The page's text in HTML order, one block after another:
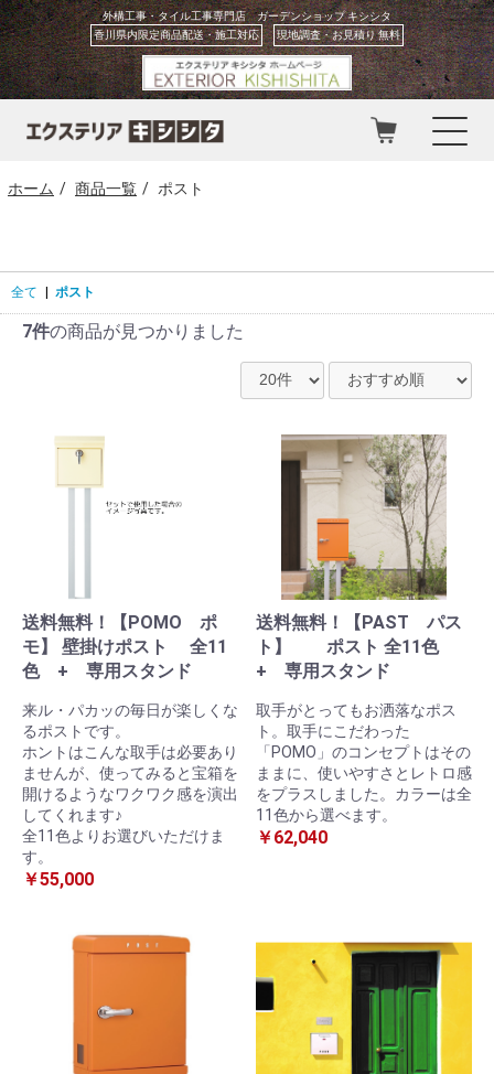
外構工事・タイル工事専門店 ガーデンショップ キシシタ
香川県内限定商品配送・施工対応
現地調査・お見積り 無料
お問い合わせ
ホーム
お知らせ
プロのリフォーム視点
保証について
会社概要
よくあるご質問
ご利用ガイド
個人情報保護方針 サイトマップ
ホーム 商品一覧 ポスト
全て ポスト
7件の商品が見つかりました
送料無料！【POMO ポ
モ】 壁掛けポスト 全11
色 + 専用スタンド
来ル・パカッの毎日が楽しくな
るポストです。
ホントはこんな取手は必要あり
ませんが、使ってみると宝箱を
開けるようなワクワク感を演出
してくれます♪
全11色よりお選びいただけま
す。
￥55,000
送料無料！【PAST パス
ト】 ポスト 全11色
+ 専用スタンド
取手がとってもお洒落なポス
ト。取手にこだわった
「POMO」のコンセプトはその
ままに、使いやすさとレトロ感
をプラスしました。カラーは全
11色から選べます。
￥62,040